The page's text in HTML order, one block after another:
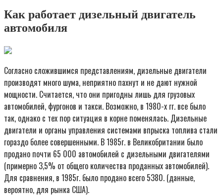
Как работает дизельный двигатель
автомобиля
Согласно сложившимся представлениям, дизельные двигатели
производят много шума, неприятно пахнут и не дают нужной
мощности. Считается, что они пригодны лишь для грузовых
автомобилей, фургонов и такси. Возможно, в 1980-х гг. все было
так, однако с тех пор ситуация в корне поменялась. Дизельные
двигатели и органы управления системами впрыска топлива стали
гораздо более совершенными. В 1985г. в Великобритании было
продано почти 65 000 автомобилей с дизельными двигателями
(примерно 3,5% от общего количества проданных автомобилей).
Для сравнения, в 1985г. было продано всего 5380. (данные,
вероятно, для рынка США).